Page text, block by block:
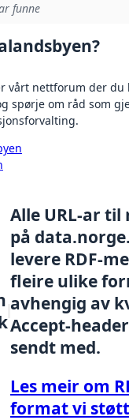
funne
vårt nettforum der du
spørje om råd som
Alle URL-ar til
på
levere RDF-
fleire ulike
avhengig av
Accept-
sendt med.
Les meir om
format vi